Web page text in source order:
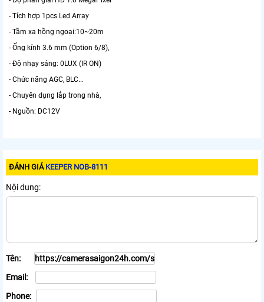
- Tích hợp 1pcs Led Array
- Tầm xa hồng ngoại:10~20m
- Ống kính 3.6 mm (Option 6/8),
- Độ nhạy sáng: 0LUX (IR ON)
- Chức năng AGC, BLC...
- Chuyên dụng lắp trong nhà,
- Nguồn: DC12V
ĐÁNH GIÁ KEEPER NOB-8111
Nội dung:
Tên:
Email:
Phone: